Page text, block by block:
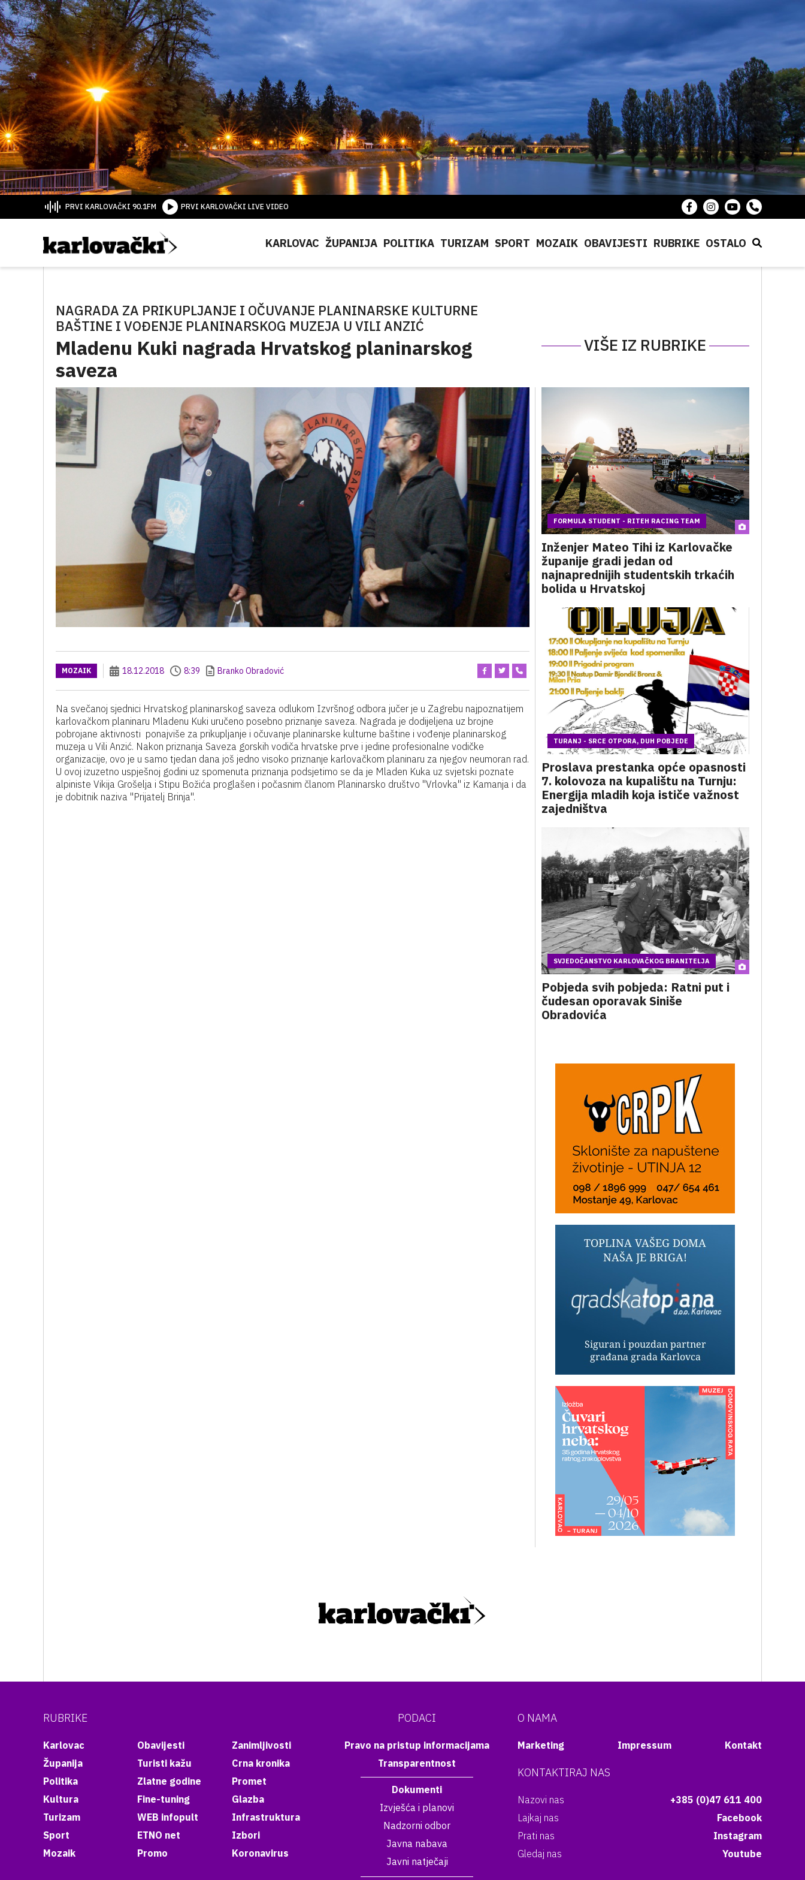
PRVI KARLOVAČKI 90.1FM PRVI KARLOVAČKI LIVE VIDEO
KARLOVAC ŽUPANIJA POLITIKA TURIZAM SPORT MOZAIK OBAVIJESTI RUBRIKE OSTALO
NAGRADA ZA PRIKUPLJANJE I OČUVANJE PLANINARSKE KULTURNE
BAŠTINE I VOĐENJE PLANINARSKOG MUZEJA U VILI ANZIĆ
Mladenu Kuki nagrada Hrvatskog planinarskog
saveza
VIŠE IZ RUBRIKE
MOZAIK 18.12.2018 8:39 Branko Obradović
Na svečanoj sjednici Hrvatskog planinarskog saveza odlukom Izvršnog odbora jučer je u Zagrebu najpoznatijem
karlovačkom planinaru Mladenu Kuki uručeno posebno priznanje saveza. Nagrada je dodijeljena uz brojne
pobrojane aktivnosti ponajviše za prikupljanje i očuvanje planinarske kulturne baštine i vođenje planinarskog
muzeja u Vili Anzić. Nakon priznanja Saveza gorskih vodiča hrvatske prve i jedine profesionalne vodičke
organizacije, ovo je u samo tjedan dana još jedno visoko priznanje karlovačkom planinaru za njegov neumoran rad.
U ovoj izuzetno uspješnoj godini uz spomenuta priznanja podsjetimo se da je Mladen Kuka uz svjetski poznate
alpiniste Vikija Grošelja i Stipu Božića proglašen i počasnim članom Planinarsko društvo "Vrlovka" iz Kamanja i da
je dobitnik naziva "Prijatelj Brinja".
FORMULA STUDENT - RITEH RACING TEAM
Inženjer Mateo Tihi iz Karlovačke
županije gradi jedan od
najnaprednijih studentskih trkaćih
bolida u Hrvatskoj
TURANJ - SRCE OTPORA, DUH POBJEDE
Proslava prestanka opće opasnosti
7. kolovoza na kupalištu na Turnju:
Energija mladih koja ističe važnost
zajedništva
SVJEDOČANSTVO KARLOVAČKOG BRANITELJA
Pobjeda svih pobjeda: Ratni put i
čudesan oporavak Siniše
Obradovića
RUBRIKE
Karlovac
Županija
Politika
Kultura
Turizam
Sport
Mozaik
Obavijesti
Turisti kažu
Zlatne godine
Fine-tuning
WEB infopult
ETNO net
Promo
Zanimljivosti
Crna kronika
Promet
Glazba
Infrastruktura
Izbori
Koronavirus
PODACI
Pravo na pristup informacijama
Transparentnost
Dokumenti
Izvješća i planovi
Nadzorni odbor
Javna nabava
Javni natječaji
O NAMA
Marketing Impressum Kontakt
KONTAKTIRAJ NAS
Nazovi nas
+385 (0)47 611 400
Lajkaj nas
Facebook
Prati nas
Instagram
Gledaj nas
Youtube